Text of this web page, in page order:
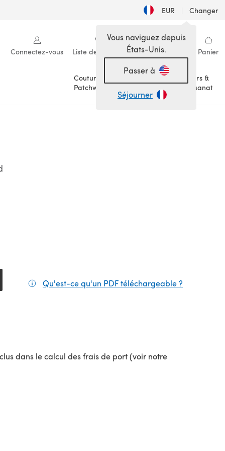
EUR | Changer
Connectez-vous Liste de souhaits Ma bibliothèque Panier
Couture &
Patchwork
Loisirs &
Artisanat
Vous naviguez depuis
États-Unis.
Passer à
Séjourner
Qu'est-ce qu'un PDF téléchargeable ?
dans le calcul des frais de port (voir notre
onglet)